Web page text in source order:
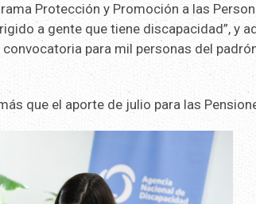
Protección y Promoción a las
a gente que tiene discapacidad”, y
para mil personas del
que el aporte de julio para las